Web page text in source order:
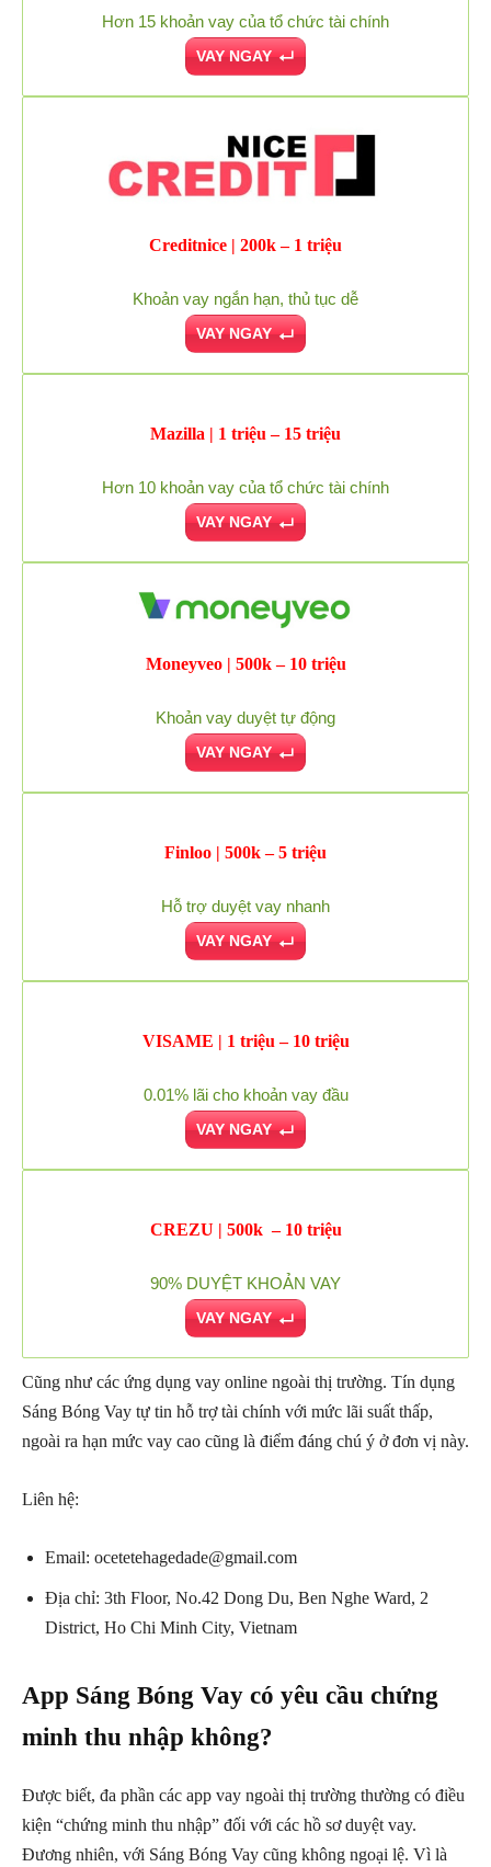
Hơn 15 khoản vay của tổ chức tài chính
VAY NGAY
Creditnice | 200k – 1 triệu
Khoản vay ngắn hạn, thủ tục dễ
VAY NGAY
Mazilla | 1 triệu – 15 triệu
Hơn 10 khoản vay của tổ chức tài chính
VAY NGAY
Moneyveo | 500k – 10 triệu
Khoản vay duyệt tự động
VAY NGAY
Finloo | 500k – 5 triệu
Hỗ trợ duyệt vay nhanh
VAY NGAY
VISAME | 1 triệu – 10 triệu
0.01% lãi cho khoản vay đầu
VAY NGAY
CREZU | 500k – 10 triệu
90% DUYỆT KHOẢN VAY
VAY NGAY
Cũng như các ứng dụng vay online ngoài thị trường. Tín dụng
Sáng Bóng Vay tự tin hỗ trợ tài chính với mức lãi suất thấp,
ngoài ra hạn mức vay cao cũng là điểm đáng chú ý ở đơn vị này.
Liên hệ:
Email: ocetetehagedade@gmail.com
Địa chỉ: 3th Floor, No.42 Dong Du, Ben Nghe Ward, 2
District, Ho Chi Minh City, Vietnam
App Sáng Bóng Vay có yêu cầu chứng
minh thu nhập không?
Được biết, đa phần các app vay ngoài thị trường thường có điều
kiện “chứng minh thu nhập” đối với các hồ sơ duyệt vay.
Đương nhiên, với Sáng Bóng Vay cũng không ngoại lệ. Vì là